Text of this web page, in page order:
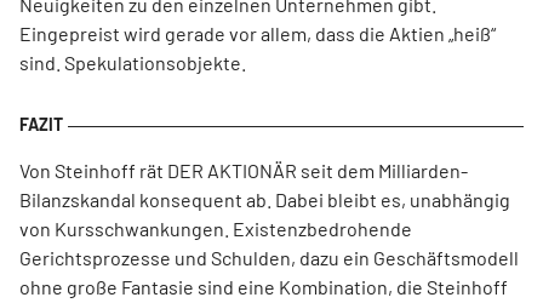
Eingepreist wird gerade vor allem, dass die Aktien „heiß“
sind. Spekulationsobjekte.
Von Steinhoff rät DER AKTIONÄR seit dem Milliarden-
Bilanzskandal konsequent ab. Dabei bleibt es, unabhängig
von Kursschwankungen. Existenzbedrohende
Gerichtsprozesse und Schulden, dazu ein Geschäftsmodell
ohne große Fantasie sind eine Kombination, die Steinhoff